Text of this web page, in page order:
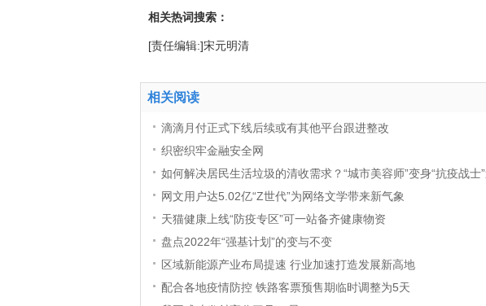
相关热词搜索：
[责任编辑:]宋元明清
相关阅读
滴滴月付正式下线后续或有其他平台跟进整改
织密织牢金融安全网
如何解决居民生活垃圾的清收需求？“城市美容师”变身“抗疫战士
网文用户达5.02亿“Z世代”为网络文学带来新气象
天猫健康上线“防疫专区”可一站备齐健康物资
盘点2022年“强基计划”的变与不变
区域新能源产业布局提速 行业加速打造发展新高地
配合各地疫情防控 铁路客票预售期临时调整为5天